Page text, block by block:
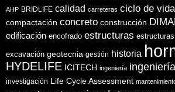
AHP BRIDLIFE calidad carreteras ciclo de vida
compactación concreto construcción
edificación encofrado estructuras
excavación geotecnia gestión historia
HYDELIFE ICITECH ingeniería
investigación Life Cycle Assessment